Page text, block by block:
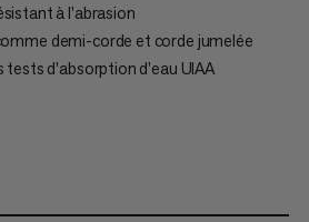
à l'abrasion
demi-corde et corde jumelée
d’absorption d’eau UIAA